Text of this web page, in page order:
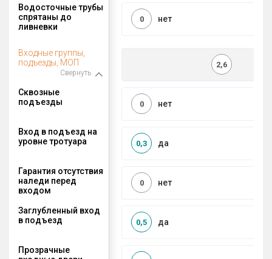
Водосточные трубы
спрятаны до
ливневки
нет
0
Входные группы,
подъезды, МОП
Свернуть
2,6
Сквозные
подъезды
нет
0
Вход в подъезд на
уровне тротуара
да
0,3
Гарантия отсутствия
наледи перед
входом
нет
0
Заглубленный вход
в подъезд
да
0,5
Прозрачные